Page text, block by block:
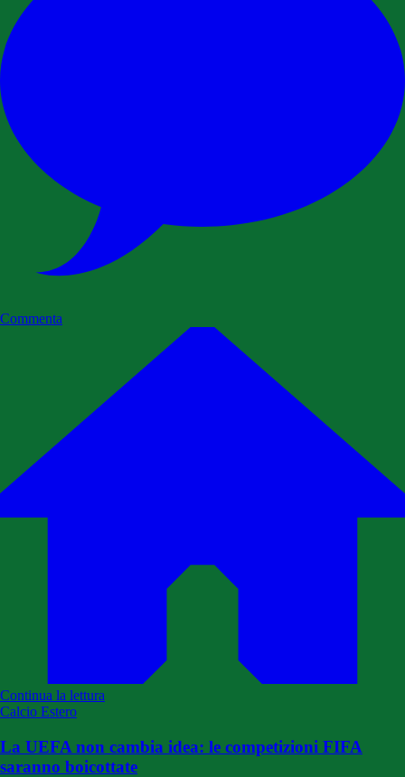
Commenta
Continua la lettura
Calcio Estero
La UEFA non cambia idea: le competizioni FIFA
saranno boicottate